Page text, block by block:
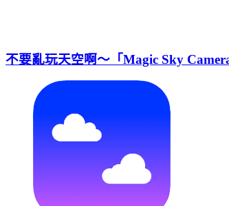
不要亂玩天空啊～「Magic Sky